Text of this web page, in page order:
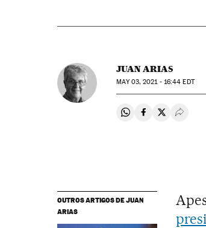
JUAN ARIAS
MAY03, 2021 - 16:44 EDT
Compartir en
Compartir en
Compartir
OUTROS ARTIGOS DE JUAN
ARIAS